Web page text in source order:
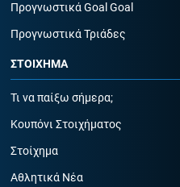
Προγνωστικά Goal Goal
Προγνωστικά Τριάδες
ΣΤΟΙΧΗΜΑ
Τι να παίξω σήμερα;
Κουπόνι Στοιχήματος
Στοίχημα
Αθλητικά Νέα